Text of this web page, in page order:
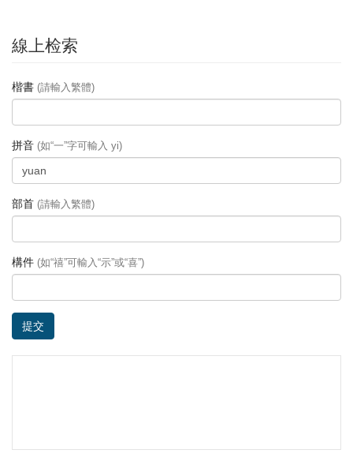
線上检索
楷書 (請輸入繁體)
拼音 (如“一”字可輸入 yi)
部首 (請輸入繁體)
構件 (如“禧”可輸入“示”或“喜”)
提交